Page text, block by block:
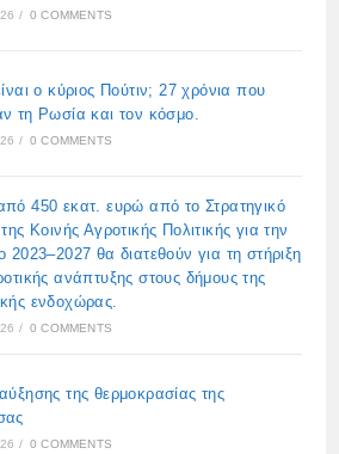
/ 0 COMMENTS
ο κύριος Πούτιν; 27 χρόνια που
τη Ρωσία και τον κόσμο.
/ 0 COMMENTS
450 εκατ. ευρώ από το Στρατηγικό
Κοινής Αγροτικής Πολιτικής για την
2023–2027 θα διατεθούν για τη στήριξη
ανάπτυξης στους δήμους της
ενδοχώρας.
/ 0 COMMENTS
της θερμοκρασίας της
/ 0 COMMENTS